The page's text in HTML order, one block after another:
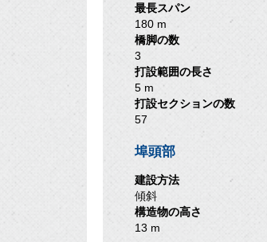
最長スパン
180 m
橋脚の数
3
打設範囲の長さ
5 m
打設セクションの数
57
埠頭部
建設方法
傾斜
構造物の高さ
13 m